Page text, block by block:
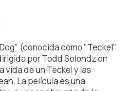
(conocida como "Teckel"
por Todd Solondz en
vida de un Teckel y las
La película es una